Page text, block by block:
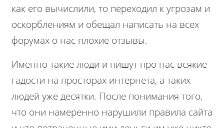
как его вычислили, то переходил к угрозам и
оскорблениям и обещал написать на всех
форумах о нас плохие отзывы.
Именно такие люди и пишут про нас всякие
гадости на просторах интернета, а таких
людей уже десятки. После понимания того,
что они намеренно нарушили правила сайта